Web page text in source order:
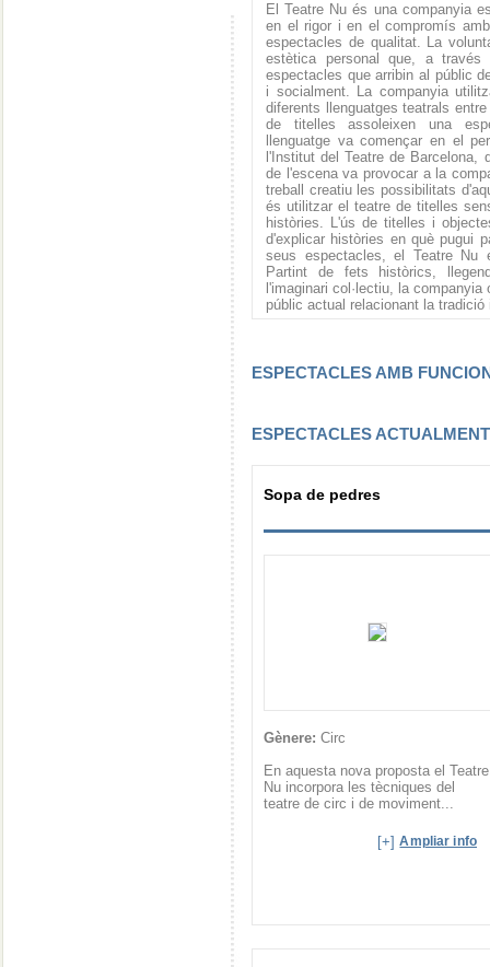
El Teatre Nu és una companyia
en el rigor i en el compromís
espectacles de qualitat. La
estètica personal que, a través
espectacles que arribin al públic
i socialment. La companyia
diferents llenguatges teatrals
de titelles assoleixen una
llenguatge va començar en el
l'Institut del Teatre de Barcelona,
de l'escena va provocar a la
treball creatiu les possibilitats
és utilitzar el teatre de titelles
històries. L'ús de titelles i
d'explicar històries en què pugui
seus espectacles, el Teatre Nu
Partint de fets històrics,
l'imaginari col·lectiu, la
públic actual relacionant la
ESPECTACLES AMB
ESPECTACLES
Sopa de pedres
Gènere: Circ
En aquesta nova proposta el Teatre
Nu incorpora les tècniques del
teatre de circ i de moviment...
[+]Ampliar info